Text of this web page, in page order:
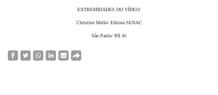
EXTREMIDADES DO VÍDEO/
Christine Mello/ Editora SENAC
São Paulo/ R$ 45